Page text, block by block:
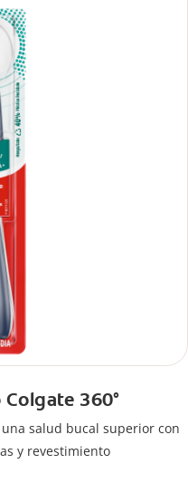
360°
salud bucal superior con
y revestimiento